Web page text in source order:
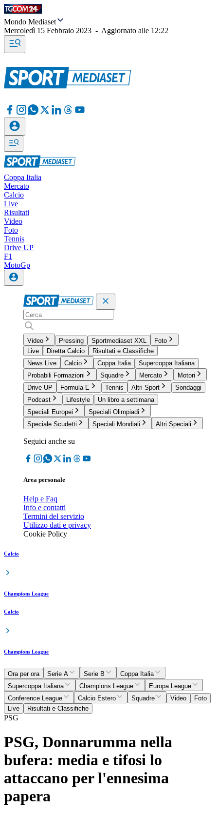
Mondo Mediaset
Mercoledì 15 Febbraio 2023 - Aggiornato alle 12:22
Coppa Italia
Mercato
Calcio
Live
Risultati
Video
Foto
Tennis
Drive UP
F1
MotoGp
Video Pressing Sportmediaset XXL
Foto
Live
Diretta Calcio
Risultati e Classifiche
News Live
Calcio Coppa Italia
Supercoppa Italiana
Probabili Formazioni
Squadre Mercato
Motori
Drive UP
Formula E Tennis Altri Sport
Sondaggi
Podcast
Lifestyle
Un libro a settimana
Speciali Europei
Speciali Olimpiadi
Speciale Scudetti
Speciali Mondiali Altri Speciali
Seguici anche su
Area personale
Help e Faq
Info e contatti
Termini del servizio
Utilizzo dati e privacy
Cookie Policy
Calcio
Champions League
Calcio
Champions League
Ora per ora Serie A Serie B
Coppa Italia
Supercoppa Italiana
Champions League
Europa League
Conference League
Calcio Estero Squadre Video
Foto
Live
Risultati e Classifiche
PSG
PSG, Donnarumma nella
bufera: media e tifosi lo
attaccano per l'ennesima
papera